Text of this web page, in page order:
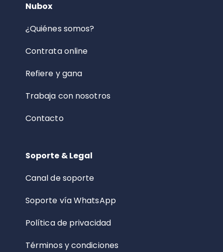
Nubox
¿Quiénes somos?
Contrata online
Refiere y gana
Trabaja con nosotros
Contacto
Soporte & Legal
Canal de soporte
Soporte vía WhatsApp
Política de privacidad
Términos y condiciones